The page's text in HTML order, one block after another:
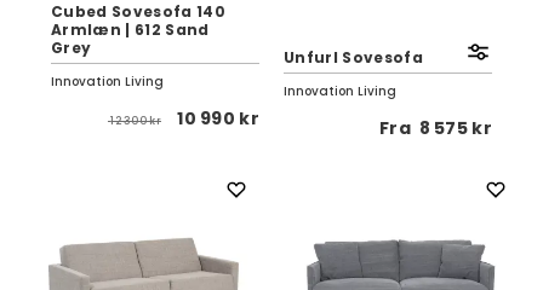
Cubed Sovesofa 140
Armlæn | 612 Sand
Grey
Innovation Living
12 300 kr 10 990 kr
Unfurl Sovesofa
Innovation Living
Fra 8 575 kr